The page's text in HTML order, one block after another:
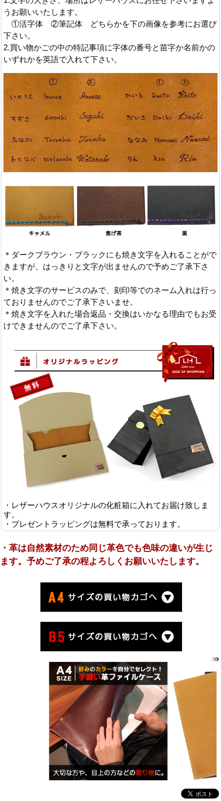
うお願いいたします。
①活字体 ②筆記体 どちらかを下の画像を参考にお選び
下さい。
2.買い物かごの中の特記事項に字体の番号と苗字か名前かの
いずれかを英語で入れて下さい。
＊ダークブラウン・ブラックにも焼き文字を入れることがで
きますが、はっきりと文字が出ませんので予めご了承下さ
い。
＊焼き文字のサービスのみで、刻印等でのネーム入れは行っ
ておりませんのでご了承下さいませ。
＊焼き文字を入れた場合返品・交換はいかなる理由でもお受
けできませんのでご了承下さい。
・レザーハウスオリジナルの化粧箱に入れてお届け致しま
す。
・プレゼントラッピングは無料で承っております。
・革は自然素材のため同じ革色でも色味の違いが生じ
ます。予めご了承の程よろしくお願いいたします。